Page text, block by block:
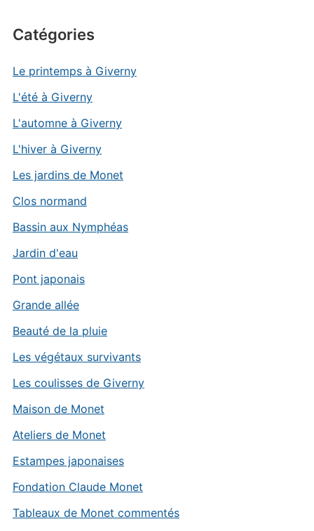
Catégories
Le printemps à Giverny
L'été à Giverny
L'automne à Giverny
L'hiver à Giverny
Les jardins de Monet
Clos normand
Bassin aux Nymphéas
Jardin d'eau
Pont japonais
Grande allée
Beauté de la pluie
Les végétaux survivants
Les coulisses de Giverny
Maison de Monet
Ateliers de Monet
Estampes japonaises
Fondation Claude Monet
Tableaux de Monet commentés